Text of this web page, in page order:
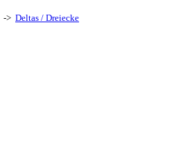
-> Deltas / Dreiecke